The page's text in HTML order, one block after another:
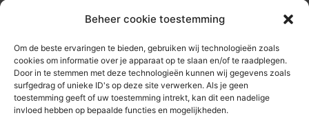
Beheer cookie toestemming
Om de beste ervaringen te bieden, gebruiken wij technologieën zoals
cookies om informatie over je apparaat op te slaan en/of te raadplegen.
Door in te stemmen met deze technologieën kunnen wij gegevens zoals
surfgedrag of unieke ID's op deze site verwerken. Als je geen
toestemming geeft of uw toestemming intrekt, kan dit een nadelige
invloed hebben op bepaalde functies en mogelijkheden.
Kennemerduinen
Andere locaties in overleg en tegen reistijd- en
reiskostenvergoeding.